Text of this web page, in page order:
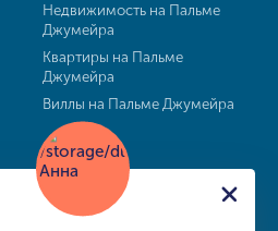
Недвижимость на Пальме
Джумейра
Квартиры на Пальме
Джумейра
Виллы на Пальме Джумейра